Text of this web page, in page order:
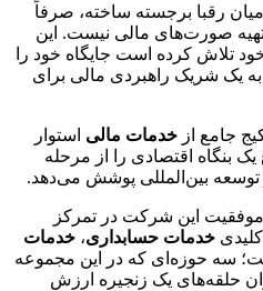
میان رقبا برجسته ساخته، صرفاً
تهیه صورت‌های مالی نیست. این
تلاش کرده است جایگاه خود را
به یک شریک راهبردی مالی برای
جامع از خدمات مالی استوار
بنگاه اقتصادی را از مرحله
توسعه بین‌المللی پوشش می‌دهد.
این شرکت در تمرکز
خدمات حسابداری، خدمات
سه حوزه‌ای که در این مجموعه
حلقه‌های یک زنجیره ارزش